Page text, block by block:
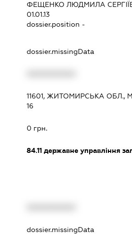
ФЕЩЕНКО ЛЮДМИЛА
01.01.13
dossier.position -
dossier.missingData
11601, ЖИТОМИРСЬКА ОБЛ.,
16
0 грн.
84.11державне управління
dossier.missingData